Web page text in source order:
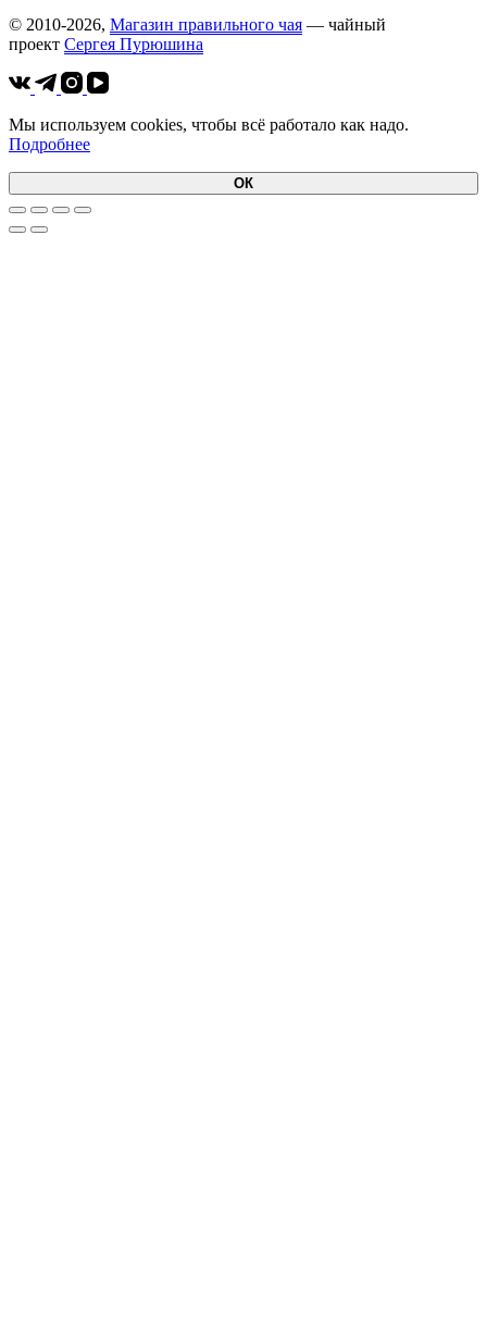
© 2010-2026, Магазин правильного чая — чайный
проект Cергея Пурюшина
Мы используем cookies, чтобы всё работало как надо.
Подробнее
ОК